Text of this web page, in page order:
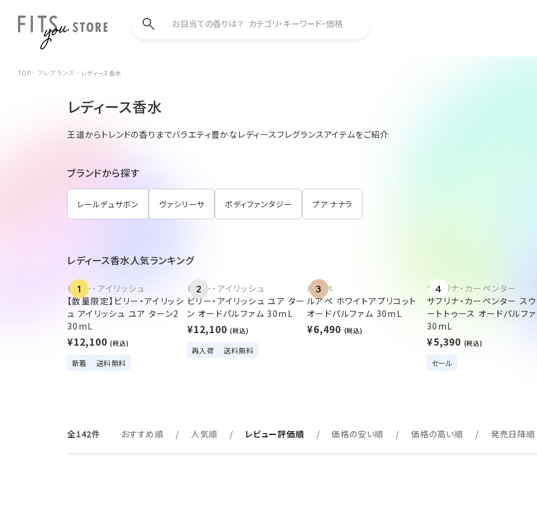
お目当ての香りは？ カテゴリ・キーワード・価格
TOP フレグランス レディース香水
レディース香水
王道からトレンドの香りまでバラエティ豊かなレディースフレグランスアイテムをご紹介
ブランドから探す
レールデュサボン ヴァシリーサ ボディファンタジー プア ナナラ
レディース香水人気ランキング
1
ビリー・アイリッシュ
【数量限定】ビリー・アイリッシ
ュ アイリッシュ ユア ターン2
30mL
¥12,100 (税込)
新着 送料無料
2
ビリー・アイリッシュ
ビリー・アイリッシュ ユア ター
ン オードパルファム 30mL
¥12,100 (税込)
再入荷 送料無料
3
ルアペ
ルアペ ホワイトアプリコット
オードパルファム 30mL
¥6,490 (税込)
4
サブリナ・カーペンター
サブリナ・カーペンター ス
ートトゥース オードパルフ
30mL
¥5,390 (税込)
セール
全142件 おすすめ順 人気順 レビュー評価順 価格の安い順 価格の高い順 発売日降順